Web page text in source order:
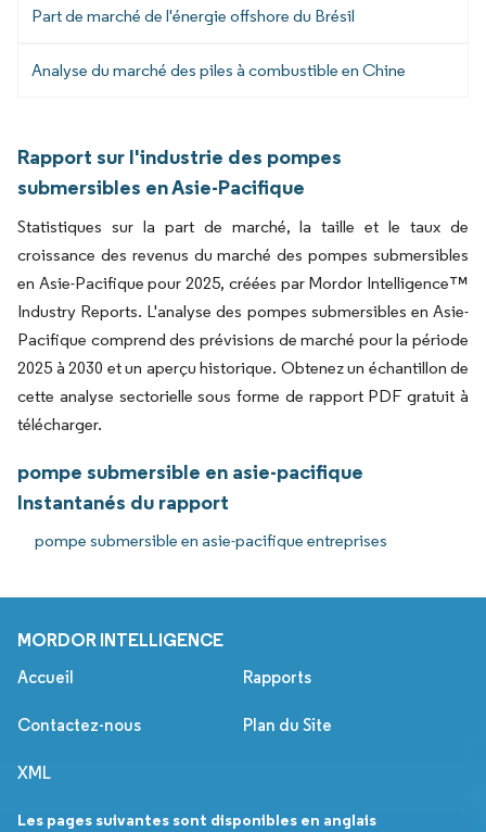
Part de marché de l'énergie offshore du Brésil
Analyse du marché des piles à combustible en Chine
Rapport sur l'industrie des pompes
submersibles en Asie-Pacifique
Statistiques sur la part de marché, la taille et le taux de
croissance des revenus du marché des pompes submersibles
en Asie-Pacifique pour 2025, créées par Mordor Intelligence™
Industry Reports. L'analyse des pompes submersibles en Asie-
Pacifique comprend des prévisions de marché pour la période
2025 à 2030 et un aperçu historique. Obtenez un échantillon de
cette analyse sectorielle sous forme de rapport PDF gratuit à
télécharger.
pompe submersible en asie-pacifique
Instantanés du rapport
pompe submersible en asie-pacifique entreprises
MORDOR INTELLIGENCE
Accueil Rapports
Contactez-nous Plan du Site
XML
Les pages suivantes sont disponibles en anglais